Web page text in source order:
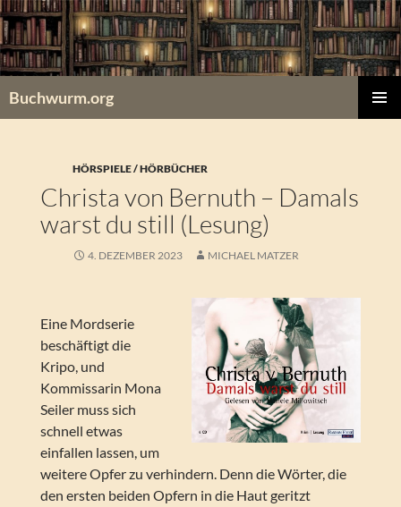
Zum
Inhalt
springen
Buchwurm.org
HÖRSPIELE / HÖRBÜCHER
Christa von Bernuth – Damals
warst du still (Lesung)
4. DEZEMBER 2023 MICHAEL MATZER
Eine Mordserie
beschäftigt die
Kripo, und
Kommissarin Mona
Seiler muss sich
schnell etwas
einfallen lassen, um
weitere Opfer zu verhindern. Denn die Wörter, die
den ersten beiden Opfern in die Haut geritzt